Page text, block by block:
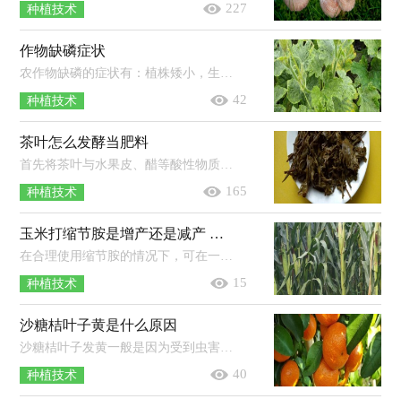
种植技术 227
作物缺磷症状
农作物缺磷的症状有：植株矮小，生长缓慢，地下部分严重受到抑制；植株的叶色呈暗绿色或紫红色，叶片无光泽，从下部叶开始逐渐死亡脱落；植株的...
种植技术 42
茶叶怎么发酵当肥料
首先将茶叶与水果皮、醋等酸性物质混合，再放入密封的容器中，放在太阳直射的地方进行发酵，保证其温度在40℃左右，温度过高时可加适量凉...
种植技术 165
玉米打缩节胺是增产还是减产 缩节胺打过量了怎么办
在合理使用缩节胺的情况下，可在一定程度上提高玉米产量，若过量使用缩节胺，则容易使玉米的生长受到抑制，导致减产。使用缩节胺应根据玉...
种植技术 15
沙糖桔叶子黄是什么原因
沙糖桔叶子发黄一般是因为受到虫害（如红蜘蛛）、营养失衡（如缺氮、缺铁）等原因导致的。红蜘蛛主要为害柑橘叶片、枝梢和果实，严重时被害...
种植技术 40